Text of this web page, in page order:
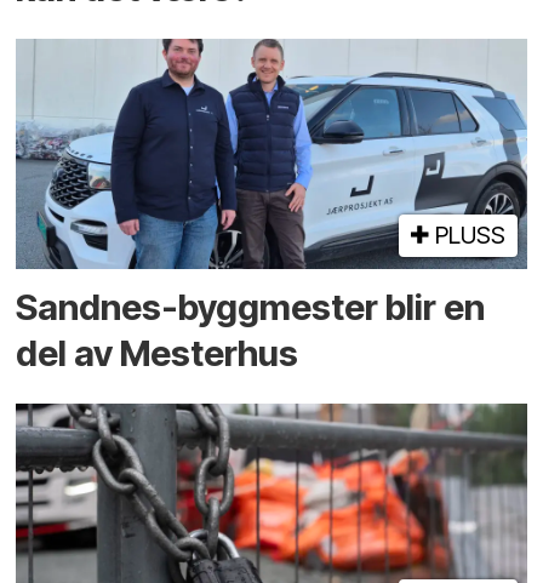
PLUSS
Sandnes-byggmester blir en
del av Mesterhus